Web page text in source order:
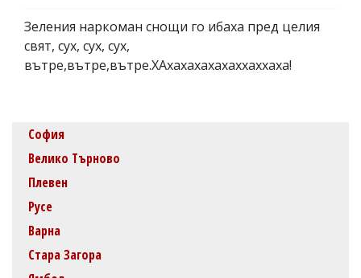
Зеления наркоман снощи го ибаха пред целия
свят, сух, сух, сух,
вътре,вътре,вътре.ХАхахахахахаххаххаха!
София
Велико Търново
Плевен
Русе
Варна
Стара Загора